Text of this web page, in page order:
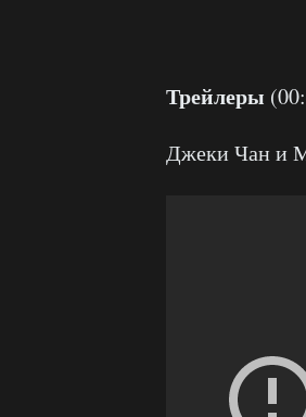
Трейлеры
Джеки Чан и